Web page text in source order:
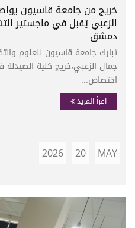
خريج من جامعة قاسيون
الزعبي يُقبل في ماجستير
دمشق
تبارك جامعة قاسيون للعلوم
جمال الزعبي،خريج كلية
اختصاص...
اقرأ المزيد
MAY
20
2026